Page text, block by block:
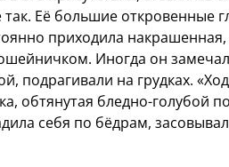
Её большие откровенные
приходила
Иногда он
подрагивали на грудках.
обтянутая бледно-голубой
себя по бёдрам,